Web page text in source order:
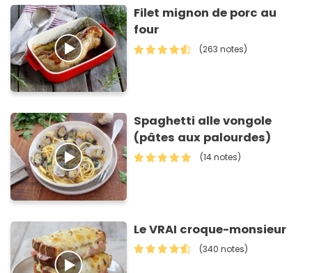
Filet mignon de porc au
four
(263 notes)
Spaghetti alle vongole
(pâtes aux palourdes)
(14 notes)
Le VRAI croque-monsieur
(340 notes)